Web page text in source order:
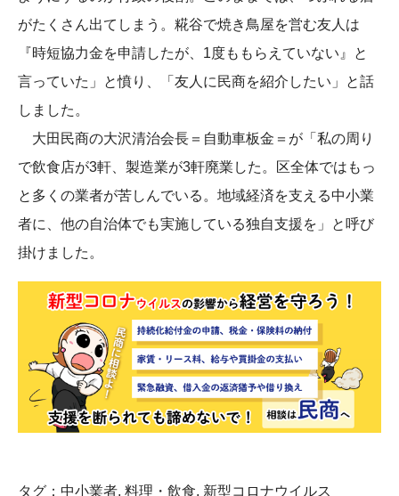
がたくさん出てしまう。糀谷で焼き鳥屋を営む友人は
『時短協力金を申請したが、1度ももらえていない』と
言っていた」と憤り、「友人に民商を紹介したい」と話
しました。
大田民商の大沢清治会長＝自動車板金＝が「私の周り
で飲食店が3軒、製造業が3軒廃業した。区全体ではもっ
と多くの業者が苦しんでいる。地域経済を支える中小業
者に、他の自治体でも実施している独自支援を」と呼び
掛けました。
タグ： 中小業者, 料理・飲食, 新型コロナウイルス